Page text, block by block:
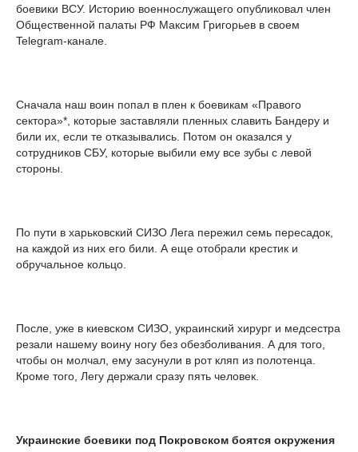
боевики ВСУ. Историю военнослужащего опубликовал член
Общественной палаты РФ Максим Григорьев в своем
Telegram-канале.
Сначала наш воин попал в плен к боевикам «Правого
сектора»*, которые заставляли пленных славить Бандеру и
били их, если те отказывались. Потом он оказался у
сотрудников СБУ, которые выбили ему все зубы с левой
стороны.
По пути в харьковский СИЗО Лега пережил семь пересадок,
на каждой из них его били. А еще отобрали крестик и
обручальное кольцо.
После, уже в киевском СИЗО, украинский хирург и медсестра
резали нашему воину ногу без обезболивания. А для того,
чтобы он молчал, ему засунули в рот кляп из полотенца.
Кроме того, Легу держали сразу пять человек.
Украинские боевики под Покровском боятся окружения